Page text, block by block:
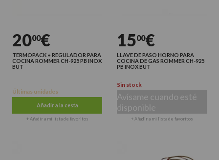
2000€
TERMOPACK + REGULADOR PARA
COCINA ROMMER CH-925 PB INOX
BUT
Últimas unidades
Añadir a la cesta
+ Añadir a mi lista de favoritos
1500€
LLAVE DE PASO HORNO PARA
COCINA DE GAS ROMMER CH-925
PB INOX BUT
Sin stock
Avísame cuando esté
disponible
+ Añadir a mi lista de favoritos